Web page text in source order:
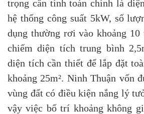
trọng cần tính toán chính là
hệ thống công suất 5kW, số
dụng thường rơi vào khoảng
chiếm diện tích trung bình
diện tích cần thiết để lắp đặt
khoảng 25m². Ninh Thuận vốn
vùng đất có điều kiện nắng lý
vậy việc bố trí khoảng không